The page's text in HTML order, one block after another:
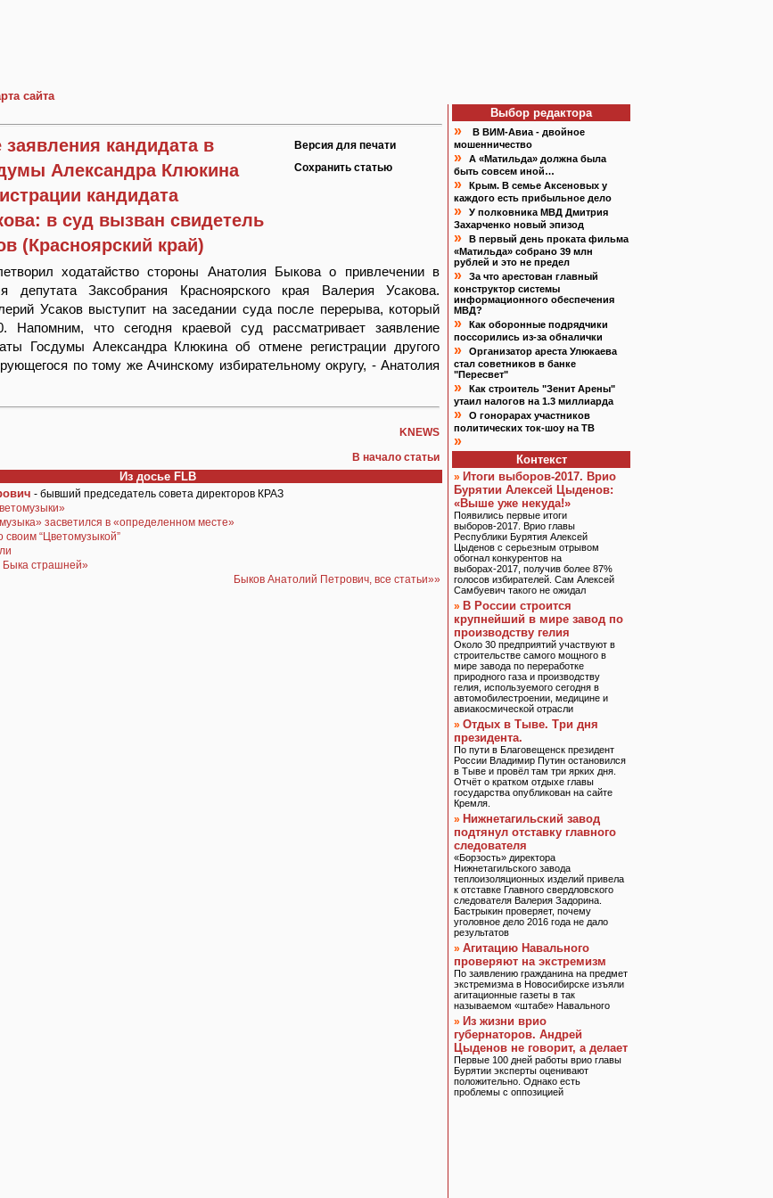
сайта
заявления кандидата в
Александра Клюкина
кандидата
в суд вызван свидетель
(Красноярский край)
Версия для печати
Сохранить статью
ходатайство стороны Анатолия Быкова о привлечении в
депутата Заксобрания Красноярского края Валерия Усакова.
Усаков выступит на заседании суда после перерыва, который
Напомним, что сегодня краевой суд рассматривает заявление
Госдумы Александра Клюкина об отмене регистрации другого
по тому же Ачинскому избирательному округу, - Анатолия
KNEWS
В начало статьи
Из досье FLB
- бывший председатель совета директоров КРАЗ
засветился в «определенном месте»
своим “Цветомузыкой”
Быка страшней»
Быков Анатолий Петрович, все статьи»»
Выбор редактора
»
В ВИМ-Авиа - двойное
мошенничество
»
А «Матильда» должна была
быть совсем иной…
»
Крым. В семье Аксеновых у
каждого есть прибыльное дело
»
У полковника МВД Дмитрия
Захарченко новый эпизод
»
В первый день проката фильма
«Матильда» собрано 39 млн
рублей и это не предел
»
За что арестован главный
конструктор системы
информационного обеспечения
МВД?
»
Как оборонные подрядчики
поссорились из-за обналички
»
Организатор ареста Улюкаева
стал советников в банке
"Пересвет"
»
Как строитель "Зенит Арены"
утаил налогов на 1.3 миллиарда
»
О гонорарах участников
политических ток-шоу на ТВ
»
Контекст
» Итоги выборов-2017. Врио
Бурятии Алексей Цыденов:
«Выше уже некуда!»
Появились первые итоги
выборов-2017. Врио главы
Республики Бурятия Алексей
Цыденов с серьезным отрывом
обогнал конкурентов на
выборах-2017, получив более 87%
голосов избирателей. Сам Алексей
Самбуевич такого не ожидал
» В России строится
крупнейший в мире завод по
производству гелия
Около 30 предприятий участвуют в
строительстве самого мощного в
мире завода по переработке
природного газа и производству
гелия, используемого сегодня в
автомобилестроении, медицине и
авиакосмической отрасли
» Отдых в Тыве. Три дня
президента.
По пути в Благовещенск президент
России Владимир Путин остановился
в Тыве и провёл там три ярких дня.
Отчёт о кратком отдыхе главы
государства опубликован на сайте
Кремля.
» Нижнетагильский завод
подтянул отставку главного
следователя
«Борзость» директора
Нижнетагильского завода
теплоизоляционных изделий привела
к отставке Главного свердловского
следователя Валерия Задорина.
Бастрыкин проверяет, почему
уголовное дело 2016 года не дало
результатов
» Агитацию Навального
проверяют на экстремизм
По заявлению гражданина на предмет
экстремизма в Новосибирске изъяли
агитационные газеты в так
называемом «штабе» Навального
» Из жизни врио
губернаторов. Андрей
Цыденов не говорит, а делает
Первые 100 дней работы врио главы
Бурятии эксперты оценивают
положительно. Однако есть
проблемы с оппозицией